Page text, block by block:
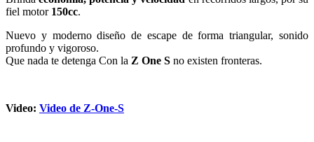
fiel motor 150cc.
Nuevo y moderno diseño de escape de forma triangular, sonido
profundo y vigoroso.
Que nada te detenga Con la Z One S no existen fronteras.
Video: Video de Z-One-S